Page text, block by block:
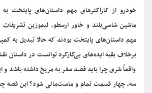
خودرو از کاراکترهای مهم داستان‌های پایتخت
ماشین شاسی‌بلند و خاور ارسطو، لیموزین تشریفات
مهم داستان‌های پایتخت بودند که حالا تبدیل به
برخلاف بقیه ایده‌های بی‌‌کارکرد توانست در داستان
واقعاً شری چرا باید قصد سفر به مریخ داشته باشد
سه، چهار قسمت تمام و ماست‌مالی شود؟ این قصه